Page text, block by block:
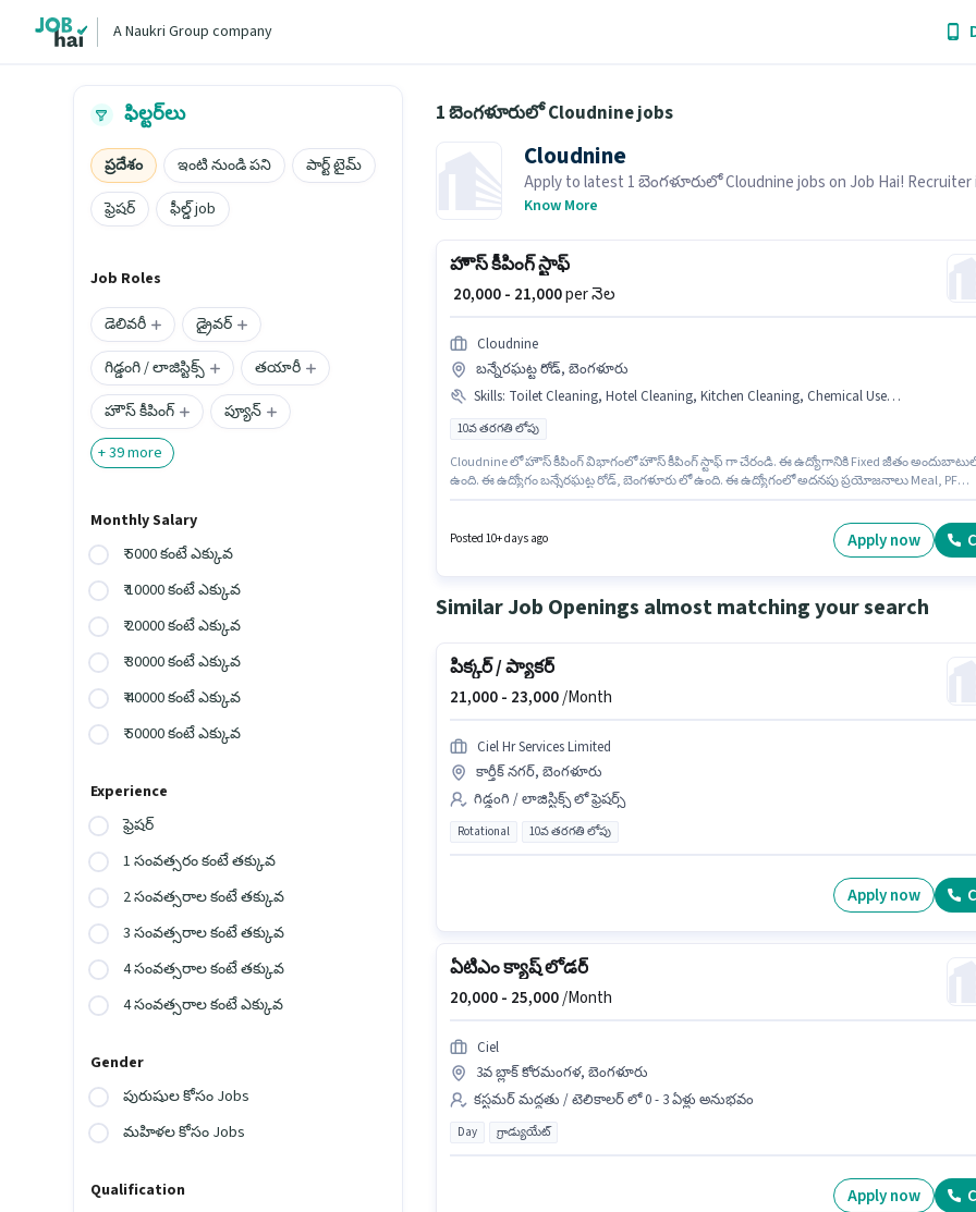
A Naukri Group company
ఫిల్టర్‌లు
ప్రదేశం ఇంటి నుండి పని
పార్ట్ టైమ్
ఫ్రెషర్
ఫీల్డ్ job
Job Roles
డెలివరీ
డ్రైవర్
గిడ్డంగి / లాజిస్టిక్స్
తయారీ
హౌస్ కీపింగ్
ప్యూన్
+39more
Monthly Salary
₹ 5000 కంటే ఎక్కువ
₹ 10000 కంటే ఎక్కువ
₹ 20000 కంటే ఎక్కువ
₹ 30000 కంటే ఎక్కువ
₹ 40000 కంటే ఎక్కువ
₹ 50000 కంటే ఎక్కువ
Experience
ఫ్రెషర్
1 సంవత్సరం కంటే తక్కువ
2 సంవత్సరాల కంటే తక్కువ
3 సంవత్సరాల కంటే తక్కువ
4 సంవత్సరాల కంటే తక్కువ
4 సంవత్సరాల కంటే ఎక్కువ
Gender
పురుషుల కోసం Jobs
మహిళల కోసం Jobs
Qualification
1 బెంగళూరులో Cloudnine jobs
Cloudnine
Apply to latest 1 బెంగళూరులో Cloudnine jobs on Job Hai! Recruiter
actively hiring in your area.
Know More
హౌస్ కీపింగ్ స్టాఫ్
₹ 20,000 - 21,000per నెల
Cloudnine
బన్నేరఘట్ట రోడ్, బెంగళూరు
Skills: Toilet Cleaning, Hotel Cleaning, Kitchen Cleaning, Chemical Use, Hospital Cleaning
10వ తరగతి లోపు
Cloudnine లో హౌస్ కీపింగ్ విభాగంలో హౌస్ కీపింగ్ స్టాఫ్ గా చేరండి. ఈ ఉద్యోగానికి Fixed జీతం
ఉంది. ఈ ఉద్యోగం బన్నేరఘట్ట రోడ్, బెంగళూరు లో ఉంది. ఈ ఉద్యోగంలో అదనపు ప్రయోజనాలు Meal, PF
Chemical Use వంటి నైపుణ్యాలు ఉండాలి.
Posted 10+ days ago Apply now
Similar Job Openings almost matching your search
పిక్కర్ / ప్యాకర్
21,000 - 23,000/Month
Ciel Hr Services Limited
కార్తీక్ నగర్, బెంగళూరు
గిడ్డంగి / లాజిస్టిక్స్ లో ఫ్రెషర్స్
Rotational 10వ తరగతి లోపు
Apply now
ఏటిఎం క్యాష్ లోడర్
20,000 - 25,000/Month
Ciel
3వ బ్లాక్ కోరమంగళ, బెంగళూరు
కస్టమర్ మద్దతు / టెలికాలర్ లో 0 - 3 ఏళ్లు అనుభవం
Day గ్రాడ్యుయేట్
Apply now